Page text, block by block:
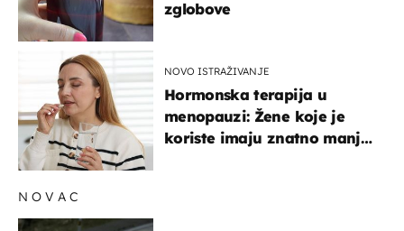
zglobove
NOVO ISTRAŽIVANJE
Hormonska terapija u
menopauzi: Žene koje je
koriste imaju znatno manji
NOVAC